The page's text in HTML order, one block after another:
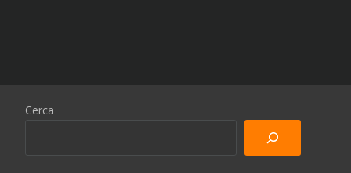
Cerca